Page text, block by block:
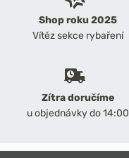
Shop roku 2025
Vítěz sekce rybaření
Zítra doručíme
u objednávky do 14:00